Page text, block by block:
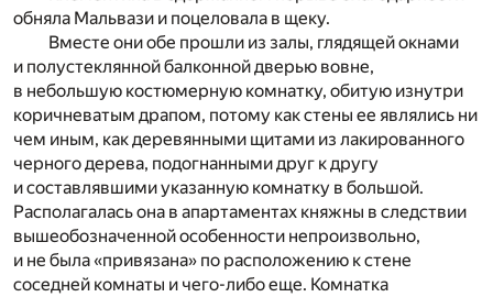
обняла Мальвази и поцеловала в щеку.
Вместе они обе прошли из залы, глядящей окнами
и полустеклянной балконной дверью вовне,
в небольшую костюмерную комнатку, обитую изнутри
коричневатым драпом, потому как стены ее являлись ни
чем иным, как деревянными щитами из лакированного
черного дерева, подогнанными друг к другу
и составлявшими указанную комнатку в большой.
Располагалась она в апартаментах княжны в следствии
вышеобозначенной особенности непроизвольно,
и не была «привязана» по расположению к стене
соседней комнаты и чего-либо еще. Комнатка